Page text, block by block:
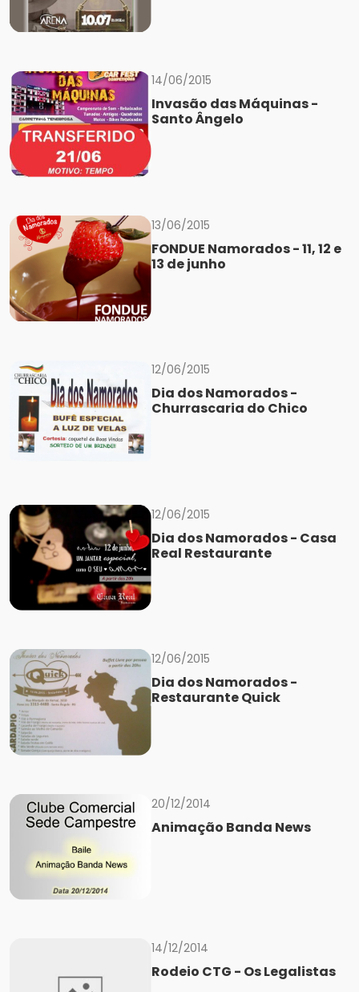
14/06/2015
Invasão das Máquinas -
Santo Ângelo
13/06/2015
FONDUE Namorados - 11, 12 e
13 de junho
12/06/2015
Dia dos Namorados -
Churrascaria do Chico
12/06/2015
Dia dos Namorados - Casa
Real Restaurante
12/06/2015
Dia dos Namorados -
Restaurante Quick
20/12/2014
Animação Banda News
14/12/2014
Rodeio CTG - Os Legalistas